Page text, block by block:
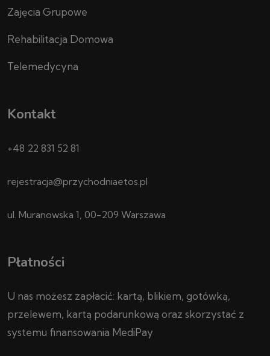
Zajęcia Grupowe
Rehabilitacja Domowa
Telemedycyna
Kontakt
+48 22 831 52 81
rejestracja@przychodniaetos.pl
ul. Muranowska 1, 00-209 Warszawa
Płatności
U nas możesz zapłacić: kartą, blikiem, gotówką,
przelewem, kartą podarunkową oraz skorzystać z
systemu finansowania MediPay